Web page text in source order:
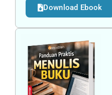
Download Ebook